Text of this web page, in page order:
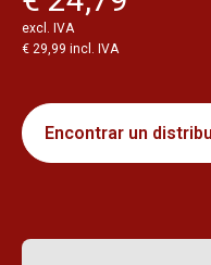
excl. IVA
€ 29,99 incl. IVA
Encontrar un